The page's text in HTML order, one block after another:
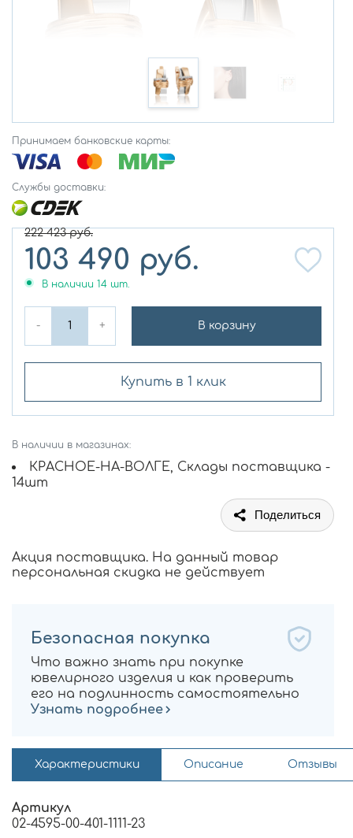
Принимаем банковские карты:
Службы доставки:
222 423руб.
103 490 руб.
В наличии 14 шт.
- + В корзину
Купить в 1 клик
В наличии в магазинах:
КРАСНОЕ-НА-ВОЛГЕ, Склады поставщика -
14шт
Поделиться
Акция поставщика. На данный товар
персональная скидка не действует
Безопасная покупка
Что важно знать при покупке
ювелирного изделия и как проверить
его на подлинность самостоятельно
Узнать подробнее
Характеристики Описание Отзывы
Артикул
02-4595-00-401-1111-23